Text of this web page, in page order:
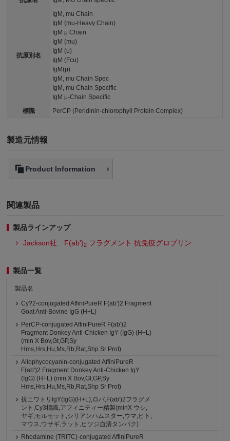
抗原別名
IgM, mu Chain
IgM (mu-Heavy Chain)
IgM μ Chain
IgM (mu)
IgM (u)
IgM (Fcu)
IgM(μ)
IgM, mu Chain Spec
IgM, mu Chain Specific
IgM μ-Chain Specific
標識
PerCP (Peridinin-chlorophyll Protein Complex)
製造元情報
Product Information
関連製品
製品ラインアップ
Jackson社 F(ab')2 フラグメント 抗免疫グロブリン
製品一覧
製品名
Cy?2-conjugated AffiniPureR F(ab')2 Fragment
Goat Anti-Bovine IgG (H+L)
PerCP-conjugated AffiniPureR F(ab')2
Fragment Donkey Anti-Chicken IgY (IgG) (H+L)
(min X Bov,Gt,GP,Sy
Hms,Hrs,Hu,Ms,Rb,Rat,Shp Sr Prot)
Allophycocyanin-conjugated AffiniPureR
F(ab')2 Fragment Donkey Anti-Chicken IgY
(IgG) (H+L) (min X Bov,Gt,GP,Sy
Hms,Hrs,Hu,Ms,Rb,Rat,Shp Sr Prot)
抗ニワトリIgY(IgG)(H+L),ロバ,F(ab')2フラグメ
ント,Cy3標識,アフィニティー精製(minX ウシ,
ヤギ,モルモット,シリアンハムスター,ウマ,ヒト,
マウス,ウサギ,ラット,ヒツジ血清タンパク)
Rhodamine (TRITC)-conjugated AffiniPureR